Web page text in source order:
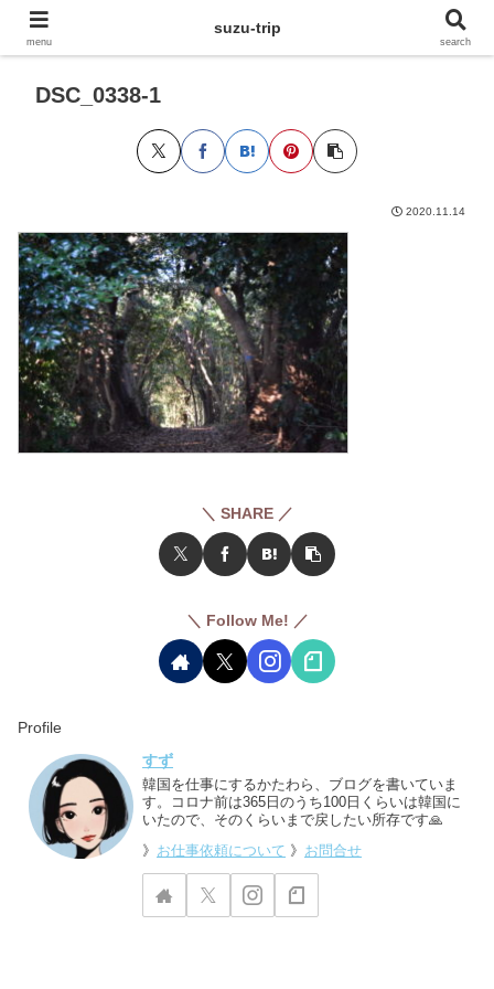
DSC_0338-1
2020.11.14
＼ SHARE ／
＼ Follow Me! ／
Profile
すず
韓国を仕事にするかたわら、ブログを書いていま
す。コロナ前は365日のうち100日くらいは韓国に
いたので、そのくらいまで戻したい所存です🙏
》 お仕事依頼について 》 お問合せ
menu
suzu-trip
search